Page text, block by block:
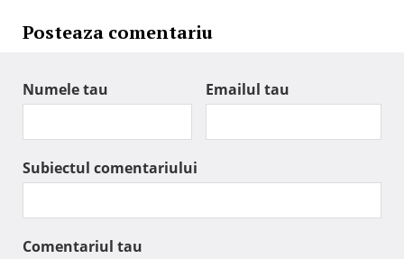
Posteaza comentariu
Numele tau Emailul tau
Subiectul comentariului
Comentariul tau